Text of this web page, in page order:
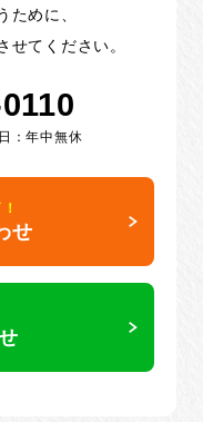
ために、
せてください。
：年中無休
せ